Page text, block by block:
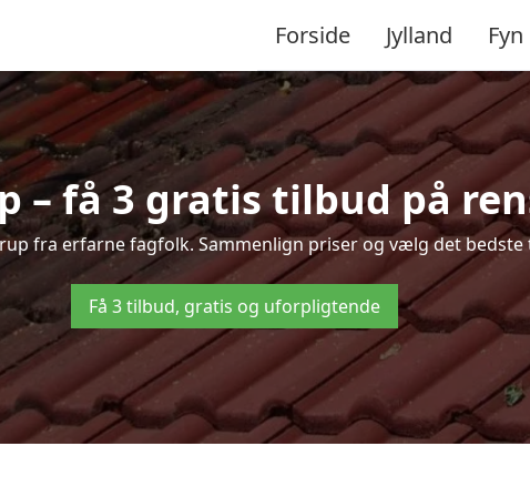
Forside Jylland Fyn
– få 3 gratis tilbud på
fra erfarne fagfolk. Sammenlign priser og vælg det
Få 3 tilbud, gratis og uforpligtende